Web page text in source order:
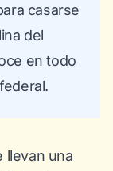
casarse
del
en todo
llevan una